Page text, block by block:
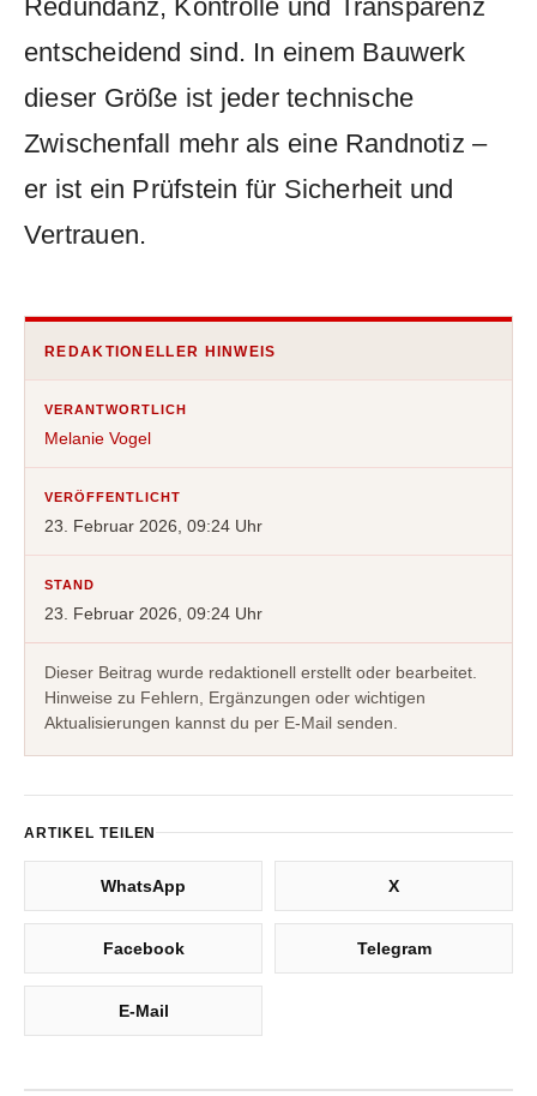
Redundanz, Kontrolle und Transparenz
entscheidend sind. In einem Bauwerk
dieser Größe ist jeder technische
Zwischenfall mehr als eine Randnotiz –
er ist ein Prüfstein für Sicherheit und
Vertrauen.
REDAKTIONELLER HINWEIS
VERANTWORTLICH
Melanie Vogel
VERÖFFENTLICHT
23. Februar 2026, 09:24 Uhr
STAND
23. Februar 2026, 09:24 Uhr
Dieser Beitrag wurde redaktionell erstellt oder bearbeitet.
Hinweise zu Fehlern, Ergänzungen oder wichtigen
Aktualisierungen kannst du per E-Mail senden.
ARTIKEL TEILEN
WhatsApp X
Facebook Telegram
E-Mail